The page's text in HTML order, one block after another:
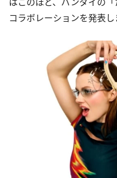
コラボレーションを発表し